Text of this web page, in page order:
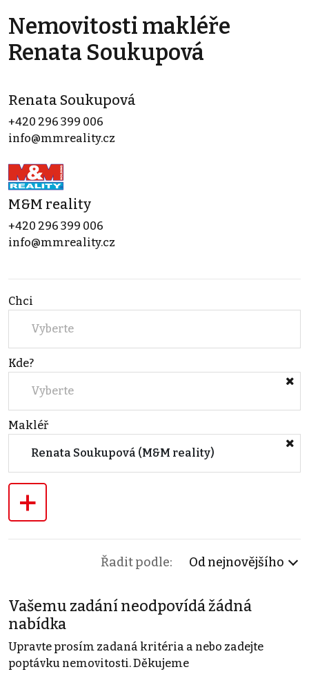
Nemovitosti makléře
Renata Soukupová
Renata Soukupová
+420 296 399 006
info@mmreality.cz
M&M reality
+420 296 399 006
info@mmreality.cz
Chci
Vyberte
Kde?
Vyberte
Makléř
Renata Soukupová (M&M reality)
+
Řadit podle: Od nejnovějšího
Vašemu zadání neodpovídá žádná
nabídka
Upravte prosím zadaná kritéria a nebo zadejte
poptávku nemovitosti. Děkujeme